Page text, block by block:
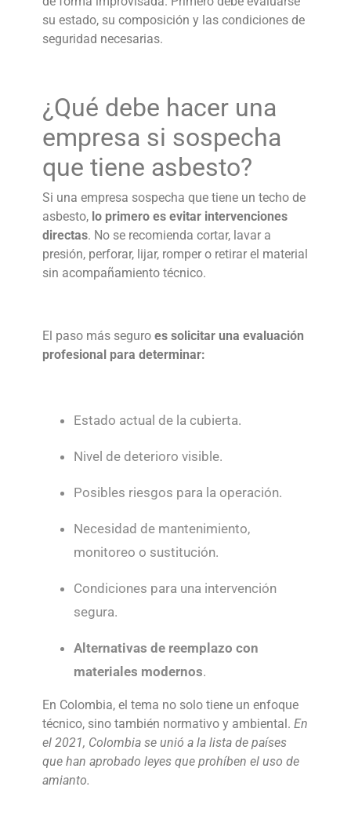
su estado, su composición y las condiciones de
seguridad necesarias.
¿Qué debe hacer una
empresa si sospecha
que tiene asbesto?
Si una empresa sospecha que tiene untecho de
asbesto, lo primero es evitar intervenciones
directas. No se recomienda cortar, lavar a
presión, perforar, lijar, romper o retirar el material
sin acompañamiento técnico.
El paso más seguroes solicitar una evaluación
profesional para determinar:
Estado actual de la cubierta.
Nivel de deterioro visible.
Posibles riesgos para la operación.
Necesidad de mantenimiento,
monitoreo o sustitución.
Condiciones para una intervención
segura.
Alternativas de reemplazo con
materiales modernos.
En Colombia, el tema no solo tiene un enfoque
técnico, sino también normativo y ambiental.En
el 2021, Colombia se unió a la lista de países
que han aprobado leyes que prohíben el uso de
amianto.